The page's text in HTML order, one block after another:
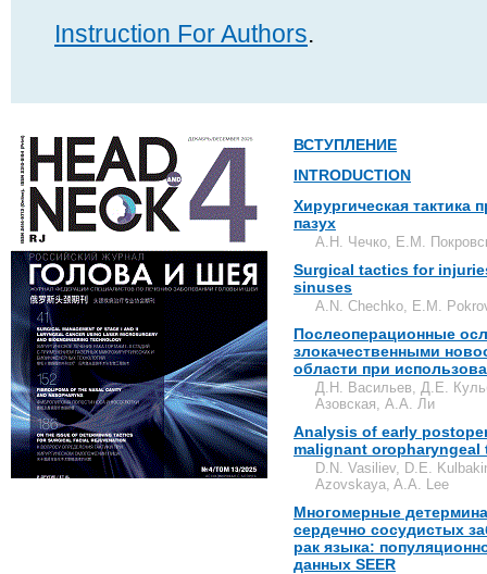
Instruction For Authors.
ВСТУПЛЕНИЕ
INTRODUCTION
Хирургическая тактика
пазух
А.Н. Чечко, Е.М.
Surgical tactics for
sinuses
A.N. Chechko, E.M.
Послеоперационные
злокачественными
области при
Д.Н. Васильев, Д.Е.
Азовская, А.А. Ли
Analysis of early
malignant
D.N. Vasiliev, D.E.
Azovskaya, A.A. Lee
Многомерные
сердечно сосудистых
рак языка:
данных SEER